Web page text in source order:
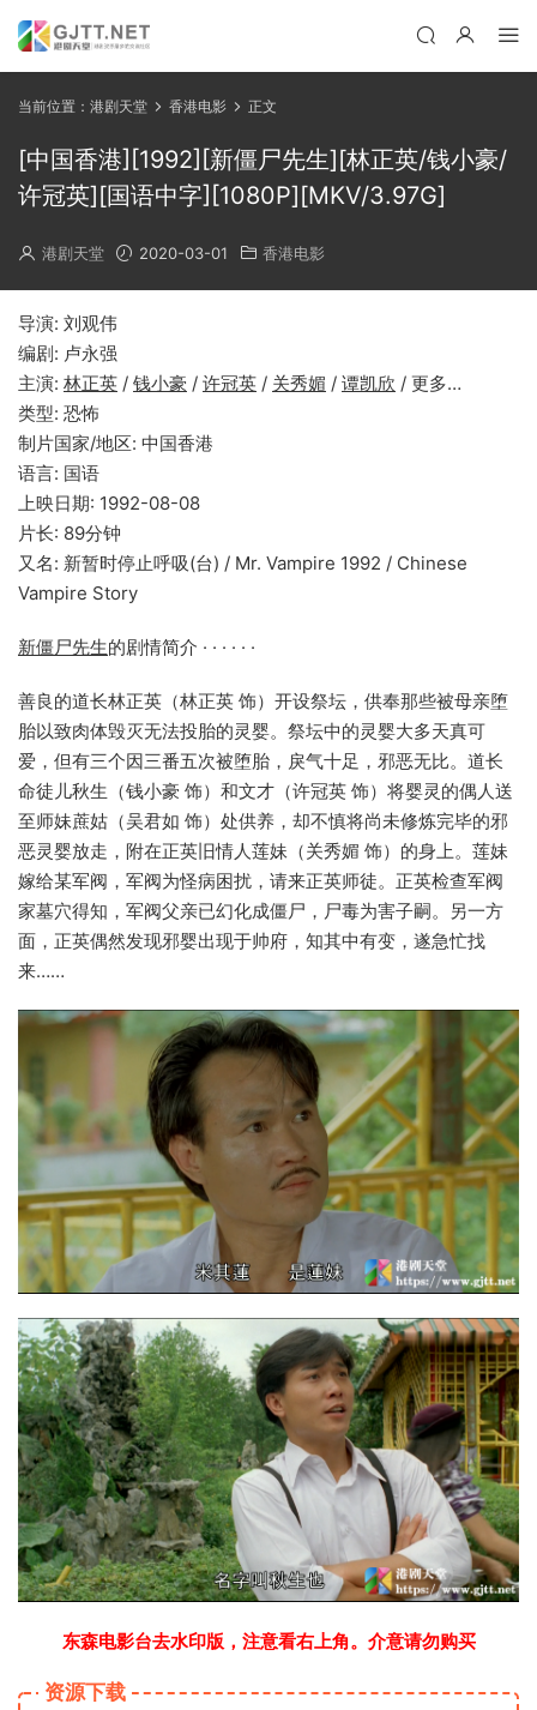
当前位置： 港剧天堂 香港电影 正文
[中国香港][1992][新僵尸先生][林正英/钱小豪/
许冠英][国语中字][1080P][MKV/3.97G]
港剧天堂 2020-03-01 香港电影
导演: 刘观伟
编剧: 卢永强
主演: 林正英 / 钱小豪 / 许冠英 / 关秀媚 / 谭凯欣 / 更多…
类型: 恐怖
制片国家/地区: 中国香港
语言: 国语
上映日期: 1992-08-08
片长: 89分钟
又名: 新暂时停止呼吸(台) / Mr. Vampire 1992 / Chinese
Vampire Story
新僵尸先生的剧情简介 · · · · · ·
善良的道长林正英（林正英 饰）开设祭坛，供奉那些被母亲堕
胎以致肉体毁灭无法投胎的灵婴。祭坛中的灵婴大多天真可
爱，但有三个因三番五次被堕胎，戾气十足，邪恶无比。道长
命徒儿秋生（钱小豪 饰）和文才（许冠英 饰）将婴灵的偶人送
至师妹蔗姑（吴君如 饰）处供养，却不慎将尚未修炼完毕的邪
恶灵婴放走，附在正英旧情人莲妹（关秀媚 饰）的身上。莲妹
嫁给某军阀，军阀为怪病困扰，请来正英师徒。正英检查军阀
家墓穴得知，军阀父亲已幻化成僵尸，尸毒为害子嗣。另一方
面，正英偶然发现邪婴出现于帅府，知其中有变，遂急忙找
来……
东森电影台去水印版，注意看右上角。介意请勿购买
资源下载